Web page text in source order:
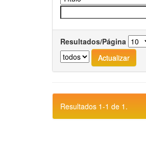
Resultados/Página
Resultados 1-1 de 1.